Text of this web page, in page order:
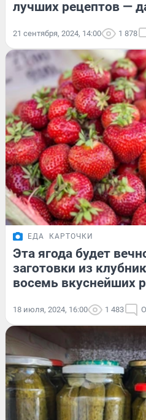
лучших рецептов —
21 сентября, 2024, 14:00 1 878
ЕДА КАРТОЧКИ
Эта ягода будет
заготовки из
восемь вкуснейших
18 июля, 2024, 16:00 1 483